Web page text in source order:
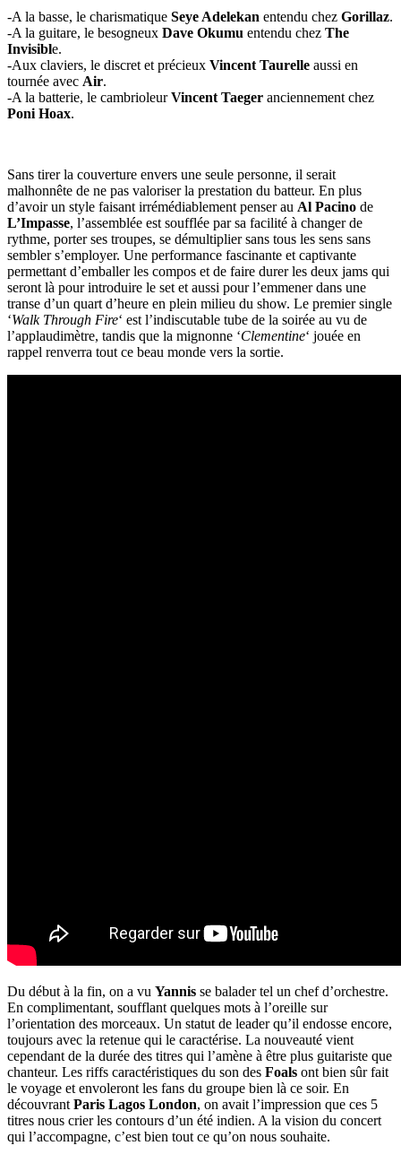
-A la basse, le charismatique Seye Adelekan entendu chez Gorillaz.
-A la guitare, le besogneux Dave Okumu entendu chez The
Invisible.
-Aux claviers, le discret et précieux Vincent Taurelle aussi en
tournée avec Air.
-A la batterie, le cambrioleurVincent Taeger anciennement chez
Poni Hoax.
Sans tirer la couverture envers une seule personne, il serait
malhonnête de ne pas valoriser la prestation du batteur. En plus
d’avoir un style faisant irrémédiablement penser au Al Pacino de
L’Impasse, l’assemblée est soufflée par sa facilité à changer de
rythme, porter ses troupes, se démultiplier sans tous les sens sans
sembler s’employer. Une performance fascinante et captivante
permettant d’emballer les compos et de faire durer les deux jams qui
seront là pour introduire le set et aussi pour l’emmener dans une
transe d’un quart d’heure en plein milieu du show. Le premier single
‘Walk Through Fire‘ est l’indiscutable tube de la soirée au vu de
l’applaudimètre, tandis que la mignonne ‘Clementine‘ jouée en
rappel renverra tout ce beau monde vers la sortie.
Du début à la fin, on a vu Yannis se balader tel un chef d’orchestre.
En complimentant, soufflant quelques mots à l’oreille sur
l’orientation des morceaux. Un statut de leader qu’il endosse encore,
toujours avec la retenue qui le caractérise. La nouveauté vient
cependant de la durée des titres qui l’amène à être plus guitariste que
chanteur. Les riffs caractéristiques du son des Foals ont bien sûr fait
le voyage et envoleront les fans du groupe bien là ce soir. En
découvrant Paris Lagos London, on avait l’impression que ces 5
titres nous crier les contours d’un été indien. A la vision du concert
qui l’accompagne, c’est bien tout ce qu’on nous souhaite.